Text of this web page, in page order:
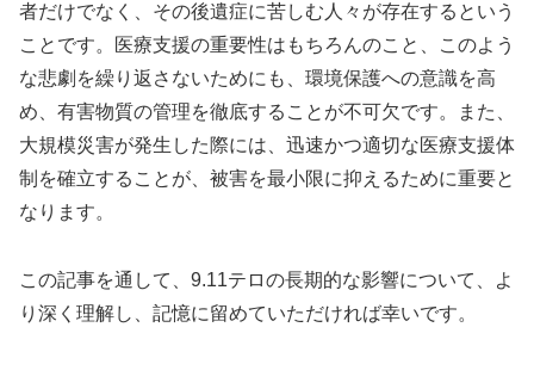
者だけでなく、その後遺症に苦しむ人々が存在するという
ことです。医療支援の重要性はもちろんのこと、このよう
な悲劇を繰り返さないためにも、環境保護への意識を高
め、有害物質の管理を徹底することが不可欠です。また、
大規模災害が発生した際には、迅速かつ適切な医療支援体
制を確立することが、被害を最小限に抑えるために重要と
なります。
この記事を通して、9.11テロの長期的な影響について、よ
り深く理解し、記憶に留めていただければ幸いです。